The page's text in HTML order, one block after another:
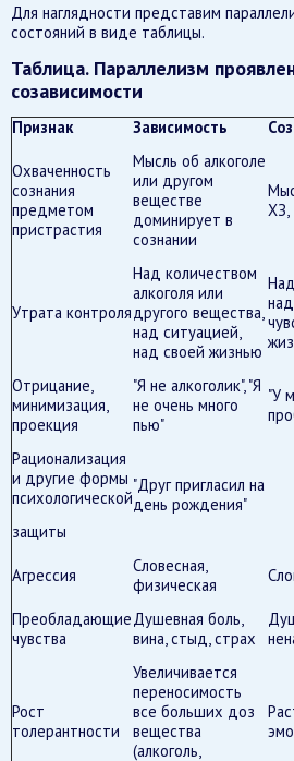
Для наглядности представим
состояний в виде таблицы.
Таблица. Параллелизм
созависимости
Признак Зависимость
Охваченность
сознания
предметом
пристрастия
Мысль об алкоголе
или другом
веществе
доминирует в
сознании
ХЗ,
Утрата контроля
Над количеством
алкоголя или
другого вещества,
над ситуацией,
над своей жизнью
Отрицание,
минимизация,
проекция
"Я не алкоголик", "Я
не очень много
пью"
"У
Рационализация
и другие формы
психологической
защиты
"Друг пригласил на
день рождения"
Агрессия
Словесная,
физическая
Преобладающие
чувства
Душевная боль,
вина, стыд, страх
Рост
толерантности
Увеличивается
переносимость
все больших доз
вещества
(алкоголь,